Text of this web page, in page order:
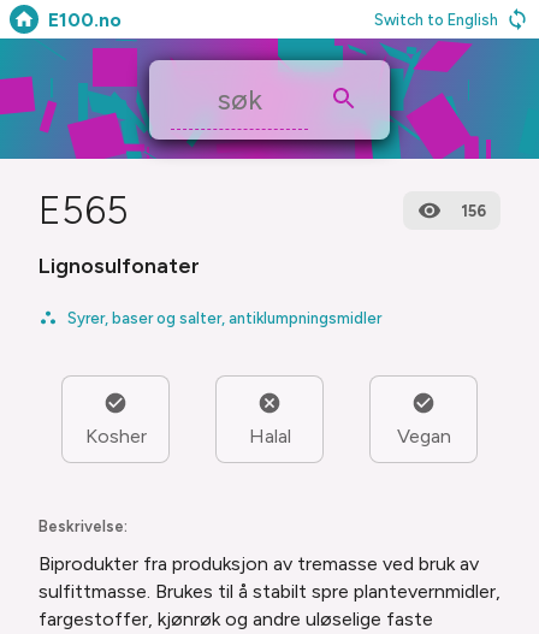
E100.no Switch to English
E565 156
Lignosulfonater
Syrer, baser og salter, antiklumpningsmidler
Kosher Halal Vegan
Beskrivelse:
Biprodukter fra produksjon av tremasse ved bruk av
sulfittmasse. Brukes til å stabilt spre plantevernmidler,
fargestoffer, kjønrøk og andre uløselige faste